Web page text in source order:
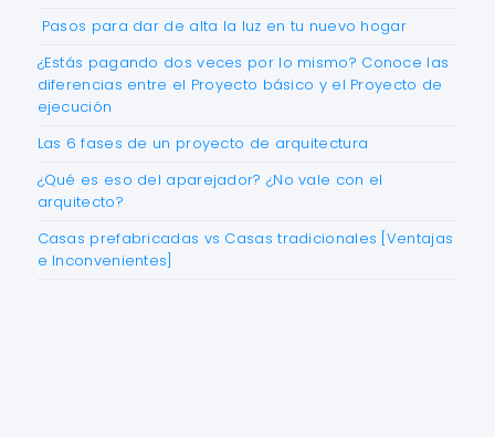
Pasos para dar de alta la luz en tu nuevo hogar
¿Estás pagando dos veces por lo mismo? Conoce las
diferencias entre el Proyecto básico y el Proyecto de
ejecución
Las 6 fases de un proyecto de arquitectura
¿Qué es eso del aparejador? ¿No vale con el
arquitecto?
Casas prefabricadas vs Casas tradicionales [Ventajas
e Inconvenientes]